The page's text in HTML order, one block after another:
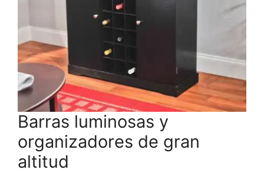
Barras luminosas y
organizadores de gran
altitud